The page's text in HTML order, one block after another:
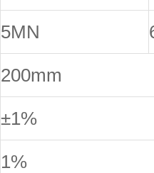
5MN
200mm
±1%
1%